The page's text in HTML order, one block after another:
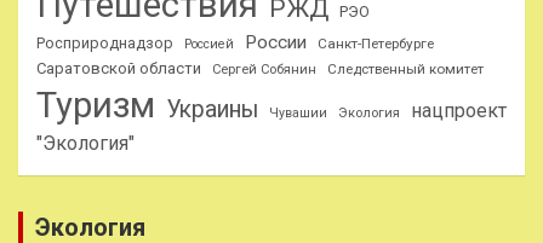
РЖД РЭО
Росприроднадзор
Россией России Санкт-Петербурге
Саратовской области Сергей Собянин Следственный комитет
Туризм Украины Чувашии Экология
нацпроект
"Экология"
Экология